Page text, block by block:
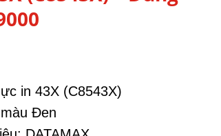
in 43X (C8543X)
Đen